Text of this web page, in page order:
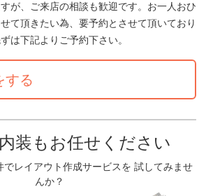
が、ご来店の相談も歓迎です。お一人おひ
て頂きたい為、要予約とさせて頂いており
は下記よりご予約下さい。
する
装もお任せください
でレイアウト作成サービスを 試してみませ
んか？